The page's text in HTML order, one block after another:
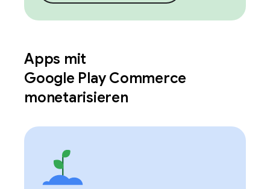
Apps mit
Google Play Commerce
monetarisieren